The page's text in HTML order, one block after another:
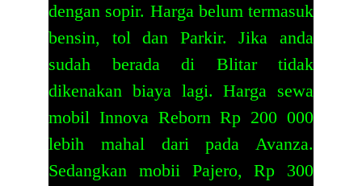
dengan sopir. Harga belum termasuk
bensin, tol dan Parkir. Jika anda
sudah berada di Blitar tidak
dikenakan biaya lagi. Harga sewa
mobil Innova Reborn Rp 200 000
lebih mahal dari pada Avanza.
Sedangkan mobii Pajero, Rp 300